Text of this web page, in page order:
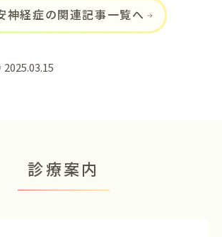
神経症の関連記事一覧へ
2025.03.15
診療案内